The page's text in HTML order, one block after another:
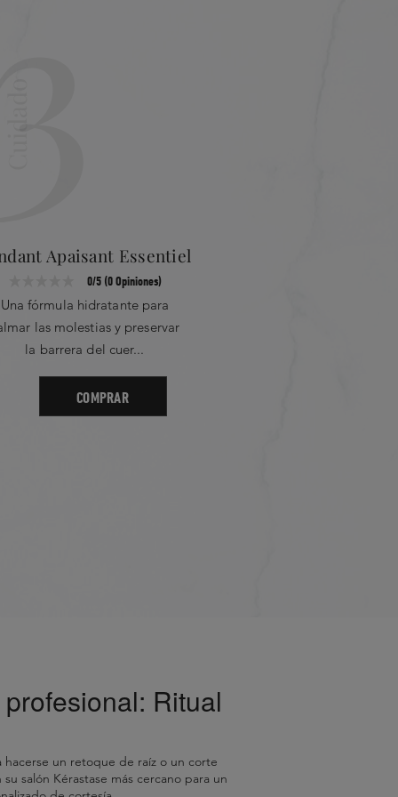
Apaisant Essentiel
0/5 (0 Opiniones)
Una fórmula hidratante para
las molestias y preservar
la barrera del cuer...
COMPRAR
Ritual
hacerse un retoque de raíz o un corte
salón Kérastase más cercano para un